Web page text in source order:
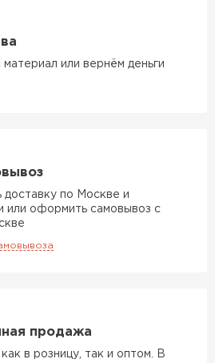
или вернём деньги
доставку по Москве и
или оформить самовывоз с
продажа
в розницу, так и оптом. В